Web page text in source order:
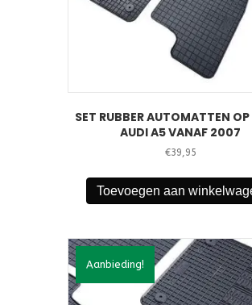
SET RUBBER AUTOMATTEN
AUDI A5 VANAF 2007
€39,95
Toevoegen aan
Aanbieding!